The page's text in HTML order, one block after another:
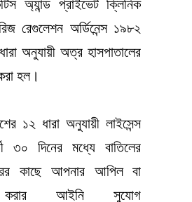
অ্যান্ড প্রাইভেট ক্লিনিক
রেগুলেশন অর্ডিনেন্স ১৯৮২
অনুযায়ী অত্র হাসপাতালের
হল।
১২ ধারা অনুযায়ী লাইসেন্স
৩০ দিনের মধ্যে বাতিলের
কাছে আপনার আপিল বা
করার আইনি সুযোগ